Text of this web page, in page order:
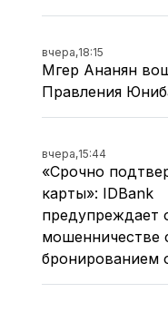
вчера,18:15
Мгер Ананян
Правления
вчера,15:44
«Срочно
карты»: IDBank
предупреждает
мошенничестве
бронированием